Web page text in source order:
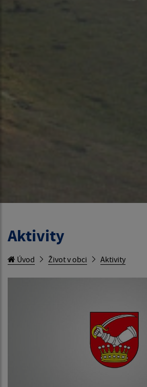
Aktivity
Úvod Život v obci Aktivity